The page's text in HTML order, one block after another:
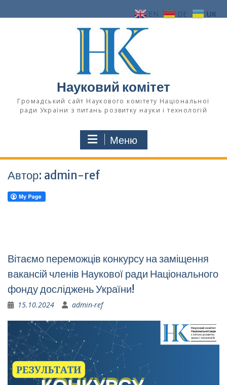
до
Науковий комітет
Громадський сайт Наукового комітету Національної
ради України з питань розвитку науки і технологій
Меню
Автор: admin-ref
Вітаємо переможців конкурсу на заміщення
вакансій членів Наукової ради Національного
фонду досліджень України!
15.10.2024 admin-ref
EN DE UK